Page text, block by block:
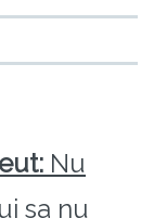
Nu
sa nu